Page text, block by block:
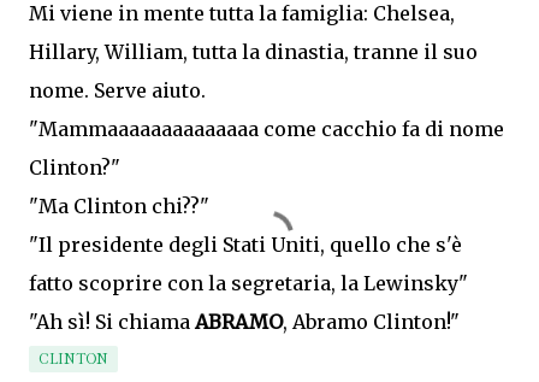
Mi viene in mente tutta la famiglia: Chelsea,
Hillary, William, tutta la dinastia, tranne il suo
nome. Serve aiuto.
"Mammaaaaaaaaaaaaaa come cacchio fa di nome
Clinton?"
"Ma Clinton chi??"
"Il presidente degli Stati Uniti, quello che s'è
fatto scoprire con la segretaria, la Lewinsky"
"Ah sì! Si chiamaABRAMO, Abramo Clinton!"
CLINTON